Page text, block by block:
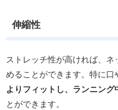
伸縮性
ストレッチ性が高ければ、
めることができます。特に口
よりフィットし、ランニン
とができます。